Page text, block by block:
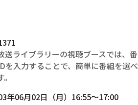
送ライブラリーの視聴ブースでは、番
を入力することで、簡単に番組を選べ
年06月02日（月）16:55～17:00